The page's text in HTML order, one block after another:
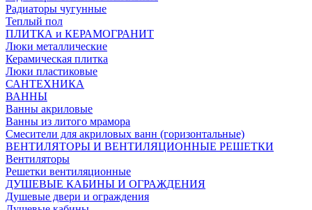
Радиаторы чугунные
Теплый пол
ПЛИТКА и КЕРАМОГРАНИТ
Люки металлические
Керамическая плитка
Люки пластиковые
САНТЕХНИКА
ВАННЫ
Ванны акриловые
Ванны из литого мрамора
Смесители для акриловых ванн (горизонтальные)
ВЕНТИЛЯТОРЫ И ВЕНТИЛЯЦИОННЫЕ РЕШЕТКИ
Вентиляторы
Решетки вентиляционные
ДУШЕВЫЕ КАБИНЫ И ОГРАЖДЕНИЯ
Душевые двери и ограждения